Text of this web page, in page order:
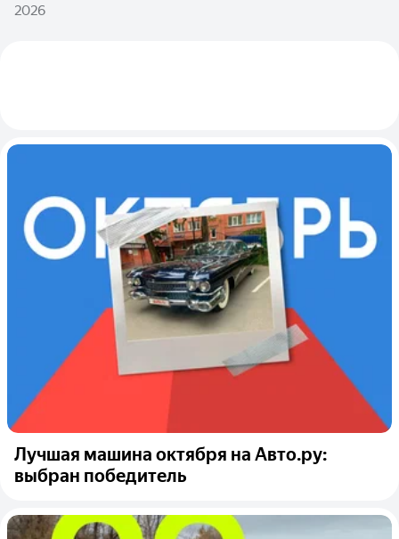
2026
Лучшая машина октября на Авто.ру:
выбран победитель